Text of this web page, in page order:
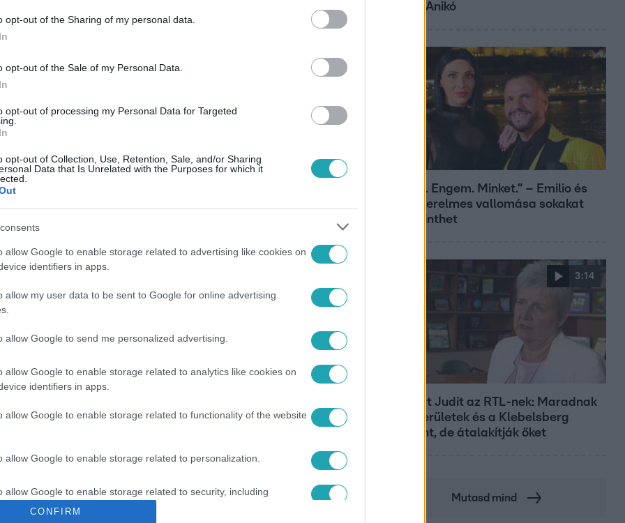
opt-out of the Sharing of my personal data.
opt-out of the Sale of my Personal Data.
opt-out of processing my Personal Data for Targeted
opt-out of Collection, Use, Retention, Sale, and/or Sharing
Data that Is Unrelated with the Purposes for which it
allow Google to enable storage related to advertising like cookies on
identifiers in apps.
allow my user data to be sent to Google for online advertising
allow Google to send me personalized advertising.
allow Google to enable storage related to analytics like cookies on
identifiers in apps.
allow Google to enable storage related to functionality of the website
allow Google to enable storage related to personalization.
allow Google to enable storage related to security, including
functionality and fraud prevention, and other user protection.
CONFIRM
csak a földön terült el.
legyen a Google-találatokban!
Ungár Anikó
„Téged. Engem. Minket.” – Emilio és
Tina szerelmes vallomása sokakat
megérinthet
3:14
Lannert Judit az RTL-nek: Maradnak
a tankerületek és a Klebelsberg
Központ, de átalakítják őket
Mutasd mind